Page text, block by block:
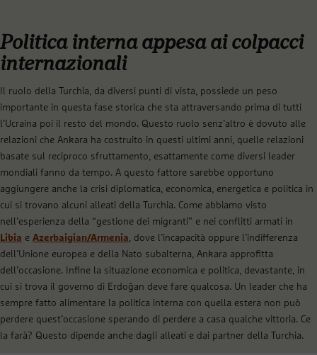
Politica interna appesa ai colpacci
internazionali
Il ruolo della Turchia, da diversi punti di vista, possiede un peso
importante in questa fase storica che sta attraversando prima di tutti
l’Ucraina poi il resto del mondo. Questo ruolo senz’altro è dovuto alle
relazioni che Ankara ha costruito in questi ultimi anni, quelle relazioni
basate sul reciproco sfruttamento, esattamente come diversi leader
mondiali fanno da tempo. A questo fattore sarebbe opportuno
aggiungere anche la crisi diplomatica, economica, energetica e politica in
cui si trovano alcuni alleati della Turchia. Come abbiamo visto
nell’esperienza della “gestione dei migranti” e nei conflitti armati in
Libia e Azerbaigian/Armenia , dove l’incapacità oppure l’indifferenza
dell’Unione europea e della Nato subalterna, Ankara approfitta
dell’occasione. Infine la situazione economica e politica, devastante, in
cui si trova il governo di Erdoğan deve fare qualcosa. Un leader che ha
sempre fatto alimentare la politica interna con quella estera non può
perdere quest’occasione sperando di perdere a casa qualche vittoria. Ce
la farà? Questo dipende anche dagli alleati e dai partner della Turchia.